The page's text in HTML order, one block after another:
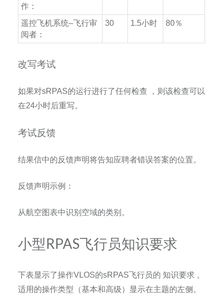
作：
遥控飞机系统–飞行审
阅者：
30 1.5小时 80％
改写考试
如果对sRPAS的运行进行了任何检查
，则该检查可以
在24小时后重写。
考试反馈
结果信中的反馈声明将告知应聘者错误答案的位置。
反馈声明示例：
从航空图表中识别空域的类别。
小型RPAS飞行员知识要求
下表显示了操作VLOS的sRPAS飞行员的 知识要求 。
适用的操作类型（基本和高级）显示在主题的左侧。